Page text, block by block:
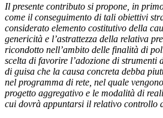
Il presente contributo si propone, in
come il conseguimento di tali obiettivi
considerato elemento costitutivo della
genericità e l’astrattezza della relativa
ricondotto nell’ambito delle finalità di
scelta di favorire l’adozione di strumenti
di guisa che la causa concreta debba
nel programma di rete, nel quale
progetto aggregativo e le modalità di
cui dovrà appuntarsi il relativo controllo